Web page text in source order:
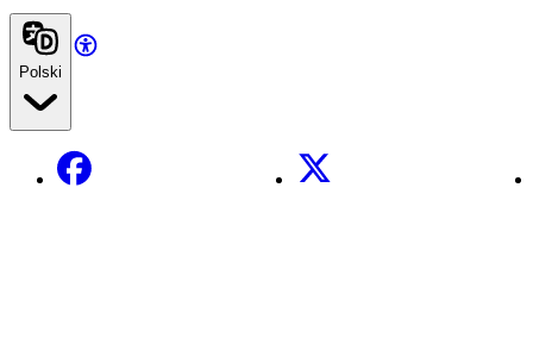
Polski
Facebook X